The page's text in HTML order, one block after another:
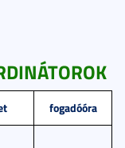
fogadóóra